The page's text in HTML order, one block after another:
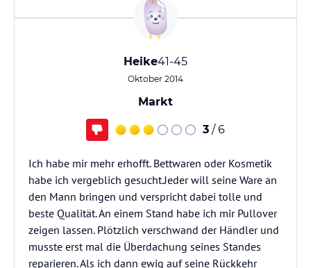
Heike41-45
Oktober 2014
Markt
3 / 6
Ich habe mir mehr erhofft. Bettwaren oder Kosmetik
habe ich vergeblich gesucht.Jeder will seine Ware an
den Mann bringen und verspricht dabei tolle und
beste Qualität. An einem Stand habe ich mir Pullover
zeigen lassen. Plötzlich verschwand der Händler und
musste erst mal die Überdachung seines Standes
reparieren. Als ich dann ewig auf seine Rückkehr